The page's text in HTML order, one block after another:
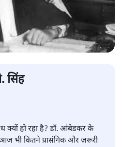
सिंह
क्यों हो रहा है? डॉ. आंबेडकर के
भी कितने प्रासंगिक और ज़रूरी